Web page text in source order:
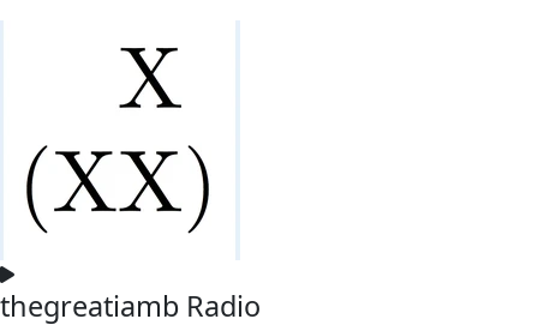
thegreatiamb Radio